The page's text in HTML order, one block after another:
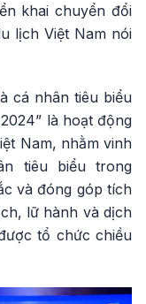
khai chuyển đổi
lịch Việt Nam nói
cá nhân tiêu biểu
là hoạt động
Nam, nhằm vinh
tiêu biểu trong
và đóng góp tích
lữ hành và dịch
tổ chức chiều